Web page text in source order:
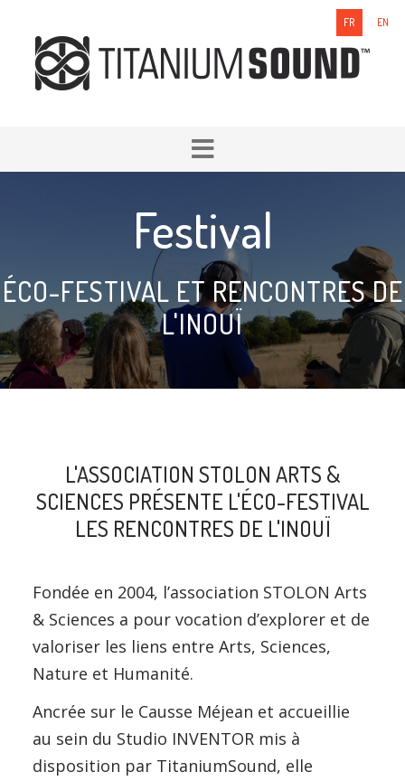
FR EN
Festival
ÉCO-FESTIVAL ET RENCONTRES DE
L'INOUÏ
L'ASSOCIATION STOLON ARTS &
SCIENCES PRÉSENTE L'ÉCO-FESTIVAL
LES RENCONTRES DE L'INOUÏ
Fondée en 2004, l’association STOLON Arts
& Sciences a pour vocation d’explorer et de
valoriser les liens entre Arts, Sciences,
Nature et Humanité.
Ancrée sur le Causse Méjean et accueillie
au sein du Studio INVENTOR mis à
disposition par TitaniumSound, elle